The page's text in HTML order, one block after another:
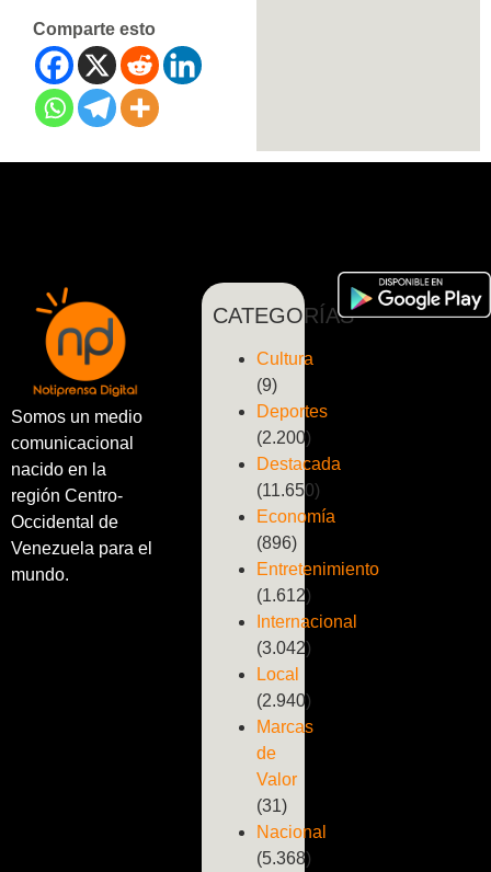
Comparte esto
Somos un medio
comunicacional
nacido en la
región Centro-
Occidental de
Venezuela para el
mundo.
CATEGORÍAS
Cultura
(9)
Deportes
(2.200)
Destacada
(11.650)
Economía
(896)
Entretenimiento
(1.612)
Internacional
(3.042)
Local
(2.940)
Marcas
de
Valor
(31)
Nacional
(5.368)